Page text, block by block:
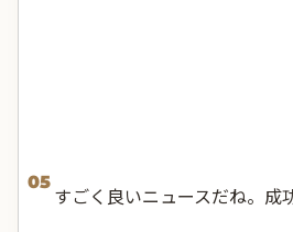
05
すごく良いニュースだね。成